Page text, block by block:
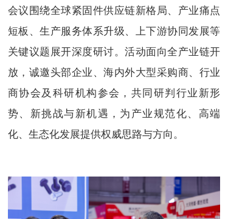
会议围绕全球紧固件供应链新格局、产业痛点
短板、生产服务体系升级、上下游协同发展等
关键议题展开深度研讨。活动面向全产业链开
放，诚邀头部企业、海内外大型采购商、行业
商协会及科研机构参会，共同研判行业新形
势、新挑战与新机遇，为产业规范化、高端
化、生态化发展提供权威思路与方向。